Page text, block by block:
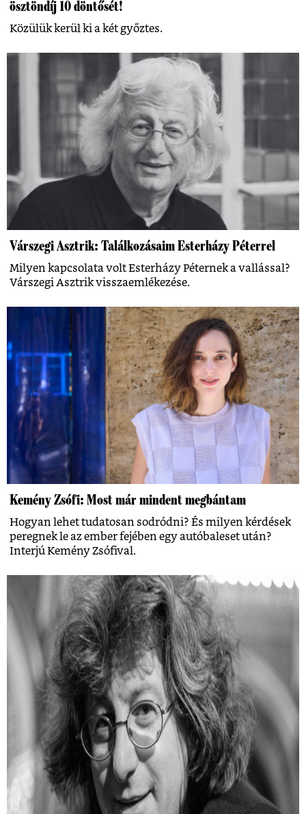
ösztöndíj 10 döntősét!
Közülük kerül ki a két győztes.
Várszegi Asztrik: Találkozásaim Esterházy Péterrel
Milyen kapcsolata volt Esterházy Péternek a vallással?
Várszegi Asztrik visszaemlékezése.
Kemény Zsófi: Most már mindent megbántam
Hogyan lehet tudatosan sodródni? És milyen kérdések
peregnek le az ember fejében egy autóbaleset után?
Interjú Kemény Zsófival.
Hogyan készült Esterházy Péter legendás
Ottlik-másolata?